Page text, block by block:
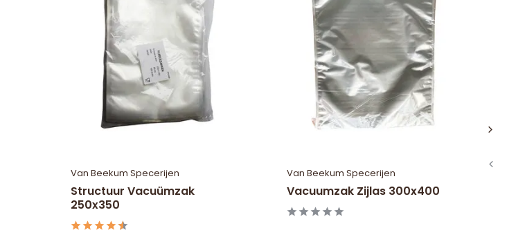
Van Beekum Specerijen
Structuur Vacuümzak
250x350
Van Beekum Specerijen
Vacuumzak Zijlas 300x400